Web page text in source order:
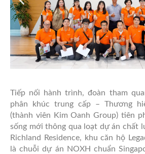
Tiếp nối hành trình, đoàn tham
phân khúc trung cấp – Thương
(thành viên Kim Oanh Group) tiên
sống mới thông qua loạt dự án chất
Richland Residence, khu căn hộ
là chuỗi dự án NOXH chuẩn